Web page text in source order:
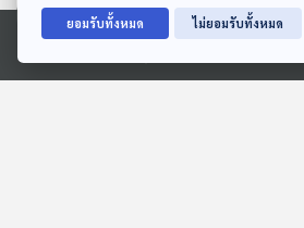
Ⓒ 2020 องค์การกระจายเสียงและแพร่ภาพสาธารณะแห่งประเทศไ
ยอมรับทั้งหมด ไม่ยอมรับทั้งหมด